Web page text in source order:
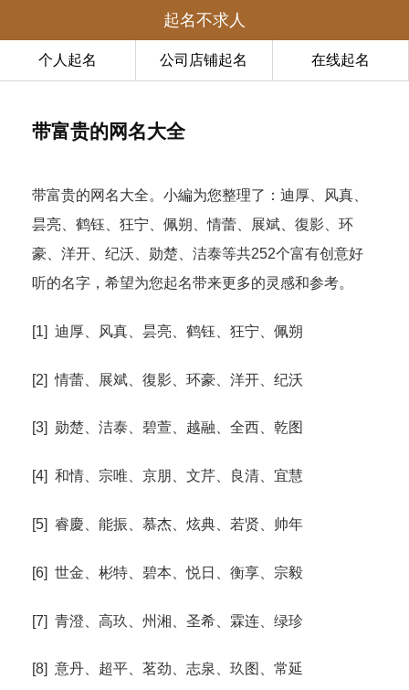
起名不求人
个人起名 公司店铺起名 在线起名
带富贵的网名大全
带富贵的网名大全。小編为您整理了：迪厚、风真、
昙亮、鹤钰、狂宁、佩朔、情蕾、展斌、復影、环
豪、洋开、纪沃、勋楚、洁泰等共252个富有创意好
听的名字，希望为您起名带来更多的灵感和参考。
[1] 迪厚、风真、昙亮、鹤钰、狂宁、佩朔
[2] 情蕾、展斌、復影、环豪、洋开、纪沃
[3] 勋楚、洁泰、碧萱、越融、全西、乾图
[4] 和情、宗唯、京朋、文芹、良清、宜慧
[5] 睿慶、能振、慕杰、炫典、若贤、帅年
[6] 世金、彬特、碧本、悦日、衡享、宗毅
[7] 青澄、高玖、州湘、圣希、霖连、绿珍
[8] 意丹、超平、茗劲、志泉、玖图、常延